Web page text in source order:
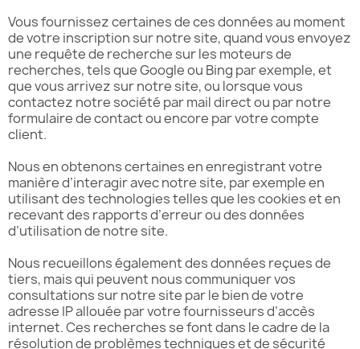
Vous fournissez certaines de ces données au moment
de votre inscription sur notre site, quand vous envoyez
une requête de recherche sur les moteurs de
recherches, tels que Google ou Bing par exemple, et
que vous arrivez sur notre site, ou lorsque vous
contactez notre société par mail direct ou par notre
formulaire de contact ou encore par votre compte
client.
Nous en obtenons certaines en enregistrant votre
manière d’interagir avec notre site, par exemple en
utilisant des technologies telles que les cookies et en
recevant des rapports d’erreur ou des données
d’utilisation de notre site.
Nous recueillons également des données reçues de
tiers, mais qui peuvent nous communiquer vos
consultations sur notre site par le bien de votre
adresse IP allouée par votre fournisseurs d’accès
internet. Ces recherches se font dans le cadre de la
résolution de problèmes techniques et de sécurité